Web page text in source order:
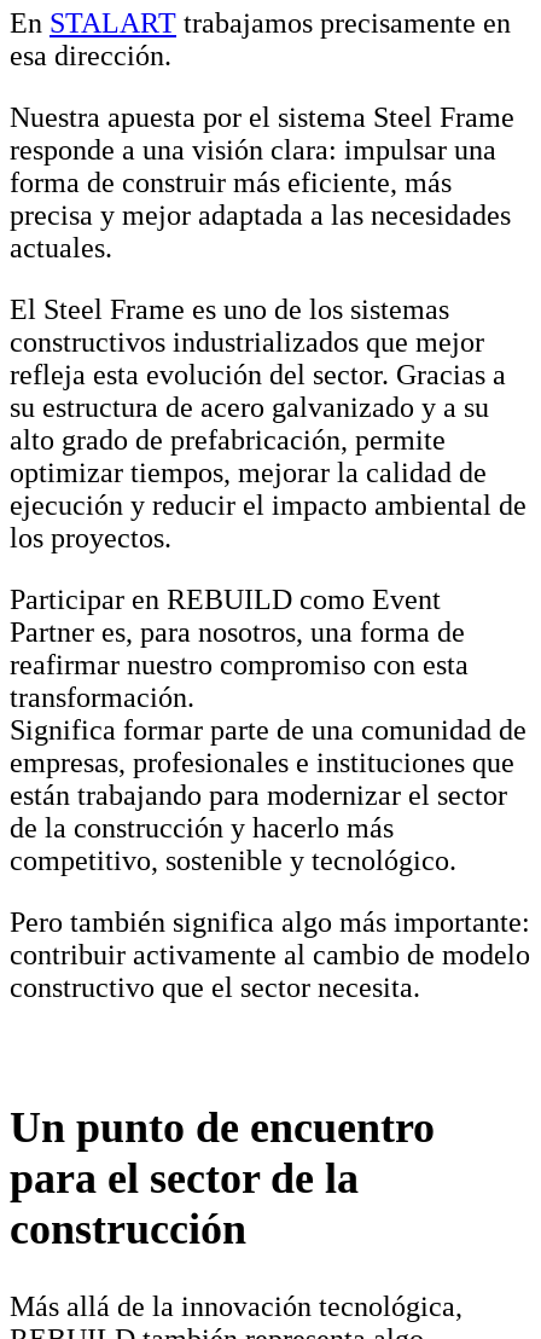
En STALART trabajamos precisamente en
esa dirección.
Nuestra apuesta por el sistema Steel Frame
responde a una visión clara: impulsar una
forma de construir más eficiente, más
precisa y mejor adaptada a las necesidades
actuales.
El Steel Frame es uno de los sistemas
constructivos industrializados que mejor
refleja esta evolución del sector. Gracias a
su estructura de acero galvanizado y a su
alto grado de prefabricación, permite
optimizar tiempos, mejorar la calidad de
ejecución y reducir el impacto ambiental de
los proyectos.
Participar en REBUILD como Event
Partner es, para nosotros, una forma de
reafirmar nuestro compromiso con esta
transformación.
Significa formar parte de una comunidad de
empresas, profesionales e instituciones que
están trabajando para modernizar el sector
de la construcción y hacerlo más
competitivo, sostenible y tecnológico.
Pero también significa algo más importante:
contribuir activamente al cambio de modelo
constructivo que el sector necesita.
Un punto de encuentro
para el sector de la
construcción
Más allá de la innovación tecnológica,